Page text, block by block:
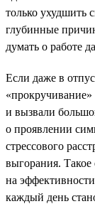
только ухудшить
глубинные
думать о работе
Если даже в
и вызвали
о проявлении
стрессового
выгорания. Такое
на
каждый день